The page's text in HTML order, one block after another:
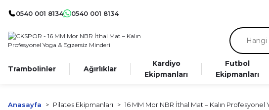
0540 001 8134 0540 001 8134
Trambolinler Ağırlıklar
Kardiyo
Ekipmanları
Futbol
Ekipmanları
Anasayfa Pilates Ekipmanları 16 MM Mor NBR İthal Mat – Kalın